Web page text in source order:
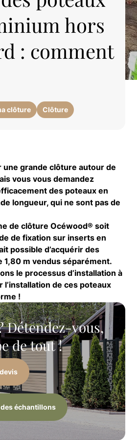
hors
: comment
clôture Clôture
une grande clôture autour de
vous vous demandez
des poteaux en
longueur, qui ne sont pas de
de clôture Océwood® soit
de fixation sur inserts en
possible d’acquérir des
1,80 m vendus séparément.
le processus d’installation à
de ces poteaux
!
Détendez-vous,
de tout !
échantillons